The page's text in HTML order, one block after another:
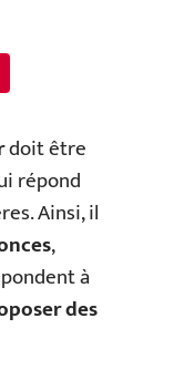
doit être
répond
Ainsi, il
,
à
des